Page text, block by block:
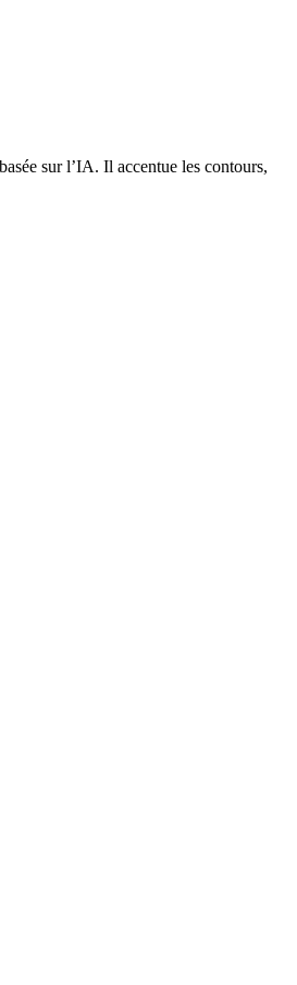
sur l’IA. Il accentue les contours,